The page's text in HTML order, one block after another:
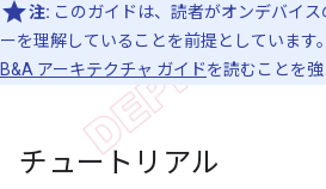
注: このガイドは、読者がオンデバイ
ーを理解していることを前提としています
B&A アーキテクチャ ガイドを読むことを強
チュートリアル